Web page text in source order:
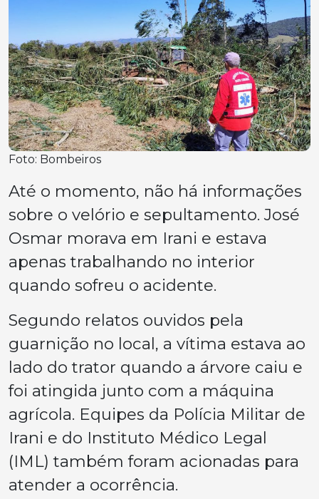
Foto: Bombeiros
Até o momento, não há informações
sobre o velório e sepultamento. José
Osmar morava em Irani e estava
apenas trabalhando no interior
quando sofreu o acidente.
Segundo relatos ouvidos pela
guarnição no local, a vítima estava ao
lado do trator quando a árvore caiu e
foi atingida junto com a máquina
agrícola. Equipes da Polícia Militar de
Irani e do Instituto Médico Legal
(IML) também foram acionadas para
atender a ocorrência.